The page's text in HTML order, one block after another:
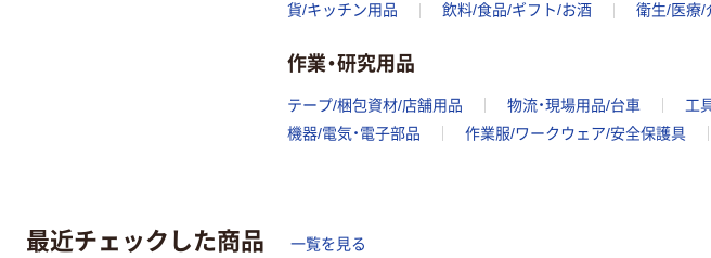
貨/キッチン用品
飲料/食品/ギフト/お酒 衛生/医療/
作業・研究用品
テープ/梱包資材/店舗用品 物流・現場用品/台車 工
機器/電気・電子部品
作業服/ワークウェア/安全保護具
最近チェックした商品 一覧を見る